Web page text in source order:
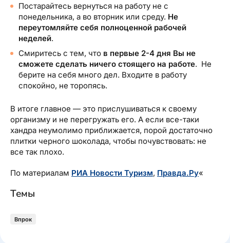
Постарайтесь вернуться на работу не с
понедельника, а во вторник или среду. Не
переутомляйте себя полноценной рабочей
неделей.
Смиритесь с тем, что в первые 2-4 дня Вы не
сможете сделать ничего стоящего на работе. Не
берите на себя много дел. Входите в работу
спокойно, не торопясь.
В итоге главное — это прислушиваться к своему
организму и не перегружать его. А если все-таки
хандра неумолимо приближается, порой достаточно
плитки черного шоколада, чтобы почувствовать: не
все так плохо.
По материалам РИА Новости Туризм, Правда.Ру«
Темы
Впрок